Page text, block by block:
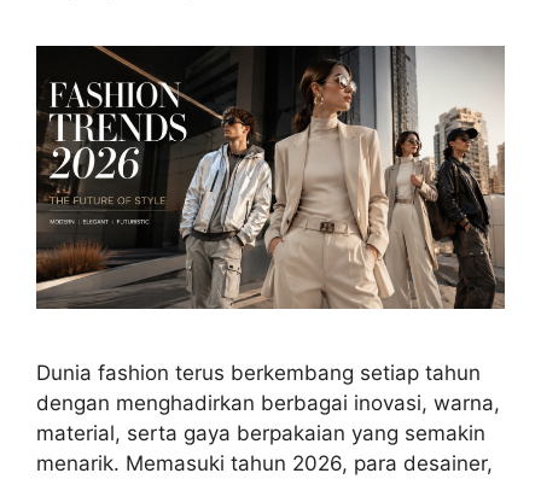
Dunia fashion terus berkembang setiap tahun
dengan menghadirkan berbagai inovasi, warna,
material, serta gaya berpakaian yang semakin
menarik. Memasuki tahun 2026, para desainer,